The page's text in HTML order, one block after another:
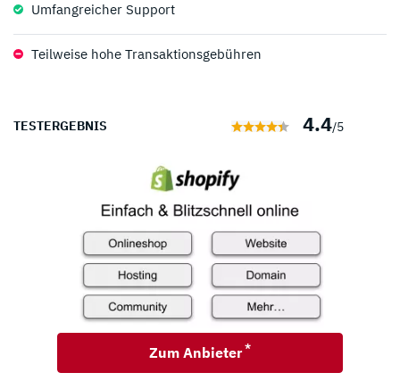
Umfangreicher Support
Teilweise hohe Transaktionsgebühren
TESTERGEBNIS 4.4/5
Zum Anbieter *